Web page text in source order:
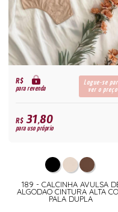
R$
para revenda
Logue-se
ver o preço
R$31,80
para uso próprio
189 - CALCINHA AVULSA
ALGODAO CINTURA ALTA
PALA DUPLA